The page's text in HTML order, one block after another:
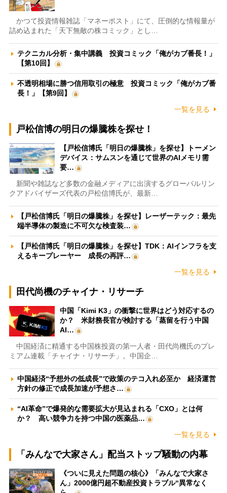
かつて投資情報雑誌「マネーポスト」にて、圧倒的な情報量が
詰め込まれた「天下無敵の株コミック」とし…
テクニカル分析・集中講義 投資コミック「俺がカブ番長！」
【第10回】
不透明相場に勝つ信用取引の極意 投資コミック「俺がカブ番
長！」【第9回】
一覧を見る
戸松信博の明日の爆騰株を探せ！
【戸松信博氏「明日の爆騰株」を探せ】トーメン
デバイス：サムスンを通じて世界のAIメモリ需
要…
新聞や雑誌など多数の金融メディアに出演するグローバルリン
クアドバイザーズ代表の戸松信博氏が、最新…
【戸松信博氏「明日の爆騰株」を探せ】レーザーテック：最先
端半導体の製造に不可欠な検査装…
【戸松信博氏「明日の爆騰株」を探せ】TDK：AIインフラを支
えるキープレーヤー 成長の再評…
一覧を見る
田代尚機のチャイナ・リサーチ
中国「Kimi K3」の衝撃に世界はどう対応するの
か？ 米財務長官が検討する「蒸留を行う中国
AI…
中国経済に精通する中国株投資の第一人者・田代尚機氏のプレ
ミアム連載「チャイナ・リサーチ」。中国企…
中国経済“予想外の低成長”で政策のテコ入れ必至か 経済運営
方針の修正で成長加速が予想さ…
“AI革命”で爆発的な需要拡大が見込まれる「CXO」とは何
か？ 高い競争力を持つ中国の医薬品…
一覧を見る
「みんなで大家さん」配当ストップ騒動の内幕
《ついに見えた問題の核心》「みんなで大家さ
ん」2000億円超不動産投資トラブル“異常なく